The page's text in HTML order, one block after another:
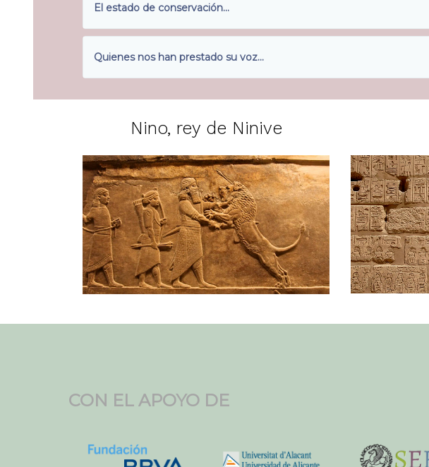
El estado de conservación...
Quienes nos han prestado su voz...
Nino, rey de Ninive
CON EL APOYO DE